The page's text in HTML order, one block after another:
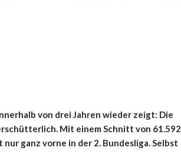
von drei Jahren wieder zeigt: Die
Mit einem Schnitt von 61.592
ganz vorne in der 2. Bundesliga. Selbst